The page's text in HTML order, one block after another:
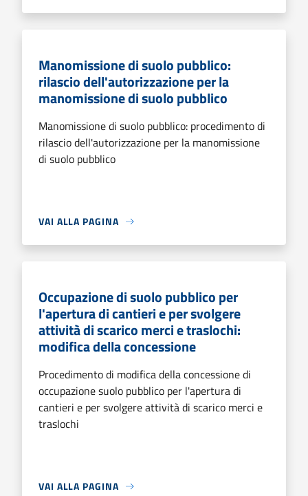
Manomissione di suolo pubblico:
rilascio dell'autorizzazione per la
manomissione di suolo pubblico
Manomissione di suolo pubblico: procedimento di
rilascio dell'autorizzazione per la manomissione
di suolo pubblico
VAI ALLA PAGINA
Occupazione di suolo pubblico per
l'apertura di cantieri e per svolgere
attività di scarico merci e traslochi:
modifica della concessione
Procedimento di modifica della concessione di
occupazione suolo pubblico per l'apertura di
cantieri e per svolgere attività di scarico merci e
traslochi
VAI ALLA PAGINA